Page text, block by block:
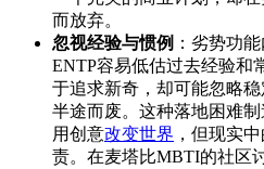
而放弃。
忽视经验与惯例 ：劣势功
ENTP容易低估过去经验和
于追求新奇，却可能忽略
半途而废。这种落地困难
用创意改变世界 ，但现实
责。在麦塔比MBTI的社区